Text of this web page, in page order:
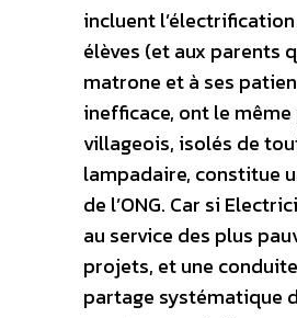
incluent
élèves (et aux parents
matrone et à ses
inefficace, ont le
villageois, isolés de
lampadaire, constitue
de l’ONG. Car si
au service des plus
projets, et une
partage systématique